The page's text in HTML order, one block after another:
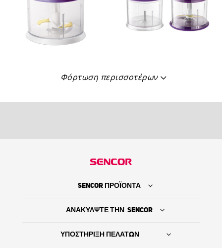
Φόρτωση περισσοτέρων
SENCOR ΠΡΟΪΟΝΤΑ
ΑΝΑΚΥΛΨΤΕ ΤΗΝ SENCOR
ΥΠΟΣΤΗΡΙΞΗ ΠΕΛΑΤΩΝ